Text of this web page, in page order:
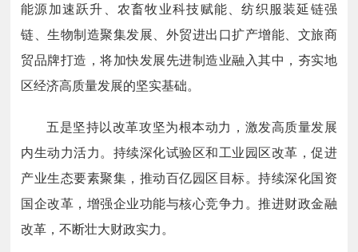
能源加速跃升、农畜牧业科技赋能、纺织服装延链强
链、生物制造聚集发展、外贸进出口扩产增能、文旅商
贸品牌打造，将加快发展先进制造业融入其中，夯实地
区经济高质量发展的坚实基础。
五是坚持以改革攻坚为根本动力，激发高质量发展
内生动力活力。持续深化试验区和工业园区改革，促进
产业生态要素聚集，推动百亿园区目标。持续深化国资
国企改革，增强企业功能与核心竞争力。推进财政金融
改革，不断壮大财政实力。